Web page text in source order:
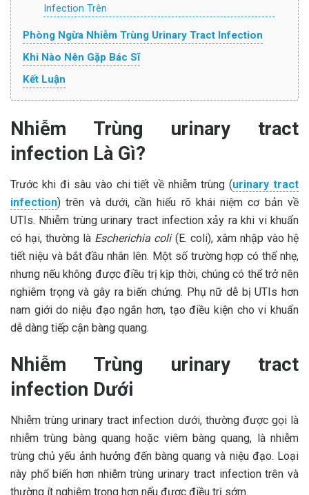
Infection Trên
Phòng Ngừa Nhiễm Trùng Urinary Tract Infection
Khi Nào Nên Gặp Bác Sĩ
Kết Luận
Nhiễm Trùng urinary tract
infection Là Gì?
Trước khi đi sâu vào chi tiết về nhiễm trùng (urinary tract
infection) trên và dưới, cần hiểu rõ khái niệm cơ bản về
UTIs. Nhiễm trùng urinary tract infection xảy ra khi vi khuẩn
có hại, thường là Escherichia coli(E. coli), xâm nhập vào hệ
tiết niệu và bắt đầu nhân lên. Một số trường hợp có thể nhẹ,
nhưng nếu không được điều trị kịp thời, chúng có thể trở nên
nghiêm trọng và gây ra biến chứng. Phụ nữ dễ bị UTIs hơn
nam giới do niệu đạo ngắn hơn, tạo điều kiện cho vi khuẩn
dễ dàng tiếp cận bàng quang.
Nhiễm Trùng urinary tract
infection Dưới
Nhiễm trùng urinary tract infection dưới, thường được gọi là
nhiễm trùng bàng quang hoặc viêm bàng quang, là nhiễm
trùng chủ yếu ảnh hưởng đến bàng quang và niệu đạo. Loại
này phổ biến hơn nhiễm trùng urinary tract infection trên và
thường ít nghiêm trọng hơn nếu được điều trị sớm.